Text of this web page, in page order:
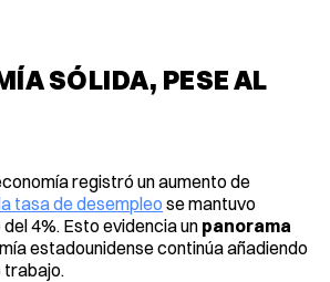
SÓLIDA, PESE AL
registró un aumento de
tasa de desempleo se mantuvo
4%. Esto evidencia un panorama
estadounidense continúa añadiendo
trabajo.